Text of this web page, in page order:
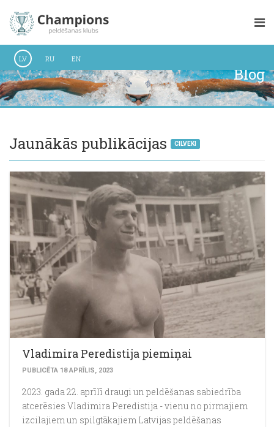
LV RU EN
Blog
Jaunākās publikācijas CILVEKI
Vladimira Peredistija piemiņai
PUBLICĒTA 18 APRĪLIS, 2023
2023. gada 22. aprīlī draugi un peldēšanas sabiedrība
atcerēsies Vladimira Peredistija - vienu no pirmajiem
izcilajiem un spilgtākajiem Latvijas peldēšanas